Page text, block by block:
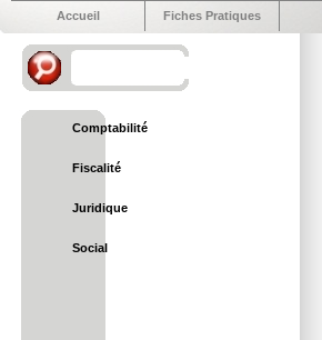
Accueil Fiches Pratiques
Comptabilité
Fiscalité
Juridique
Social